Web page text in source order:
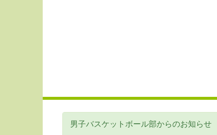
男子バスケットボール部からのお知らせ